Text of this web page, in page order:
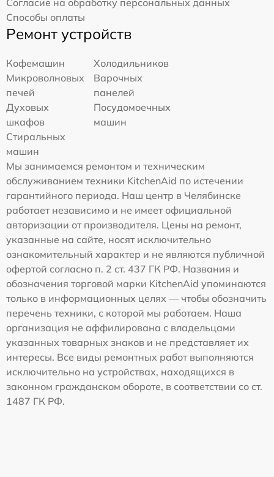
Согласие на обработку персональных данных
Способы оплаты
Ремонт устройств
Кофемашин
Холодильников
Микроволновых
печей
Варочных
панелей
Духовых
шкафов
Посудомоечных
машин
Стиральных
машин
Мы занимаемся ремонтом и техническим
обслуживанием техники KitchenAid по истечении
гарантийного периода. Наш центр в Челябинске
работает независимо и не имеет официальной
авторизации от производителя. Цены на ремонт,
указанные на сайте, носят исключительно
ознакомительный характер и не являются публичной
офертой согласно п. 2 ст. 437 ГК РФ. Названия и
обозначения торговой марки KitchenAid упоминаются
только в информационных целях — чтобы обозначить
перечень техники, с которой мы работаем. Наша
организация не аффилирована с владельцами
указанных товарных знаков и не представляет их
интересы. Все виды ремонтных работ выполняются
исключительно на устройствах, находящихся в
законном гражданском обороте, в соответствии со ст.
1487 ГК РФ.